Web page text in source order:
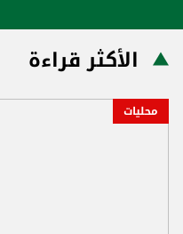
الأكثر قراءة
محليات